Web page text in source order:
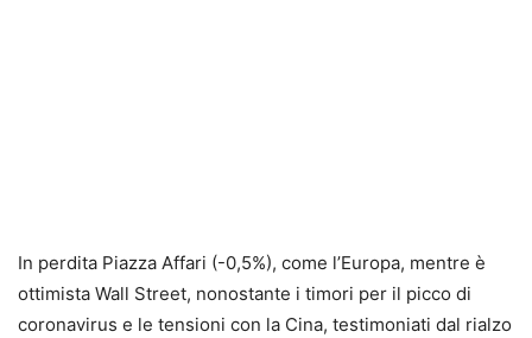
In perdita Piazza Affari (-0,5%), come l’Europa, mentre è
ottimista Wall Street, nonostante i timori per il picco di
coronavirus e le tensioni con la Cina, testimoniati dal rialzo